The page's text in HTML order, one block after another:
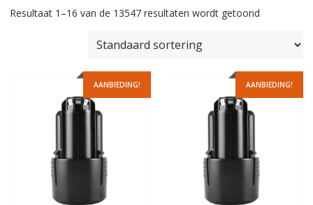
Resultaat 1–16 van de 13547 resultaten wordt getoond
AANBIEDING! AANBIEDING!